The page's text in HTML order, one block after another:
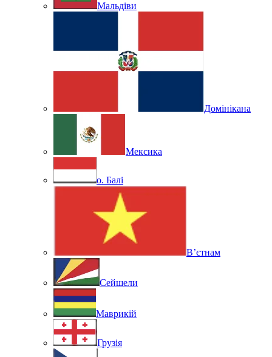
Мальдіви
Домінікана
Мексика
о. Балі
В’єтнам
Сейшели
Маврикій
Грузія